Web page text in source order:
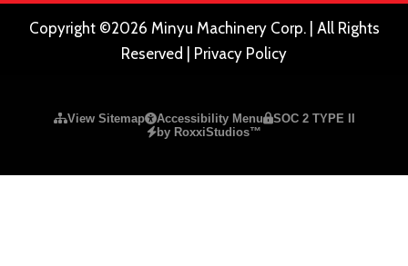
Copyright ©2026 Minyu Machinery Corp. | All Rights
Reserved | Privacy Policy
View Sitemap Accessibility Menu
SOC 2 TYPE II
by RoxxiStudios™